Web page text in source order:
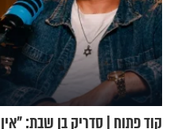
קוד פתוח | סדריק בן שבת: